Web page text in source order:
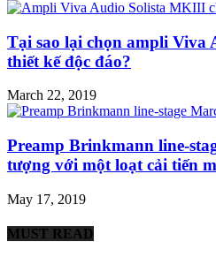
Tại sao lại chọn ampli
thiết kế độc đáo?
March 22, 2019
Preamp Brinkmann line-
tượng với một loạt cải tiến
May 17, 2019
MUST READ